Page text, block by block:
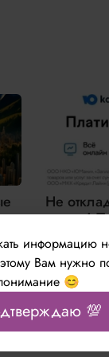
Не
завтра!
выгодно!
и основывается
производитель на
информацию
Вам нужно
😊
💯